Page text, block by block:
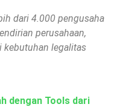
dari 4.000 pengusaha
perusahaan,
kebutuhan legalitas
dengan Tools dari